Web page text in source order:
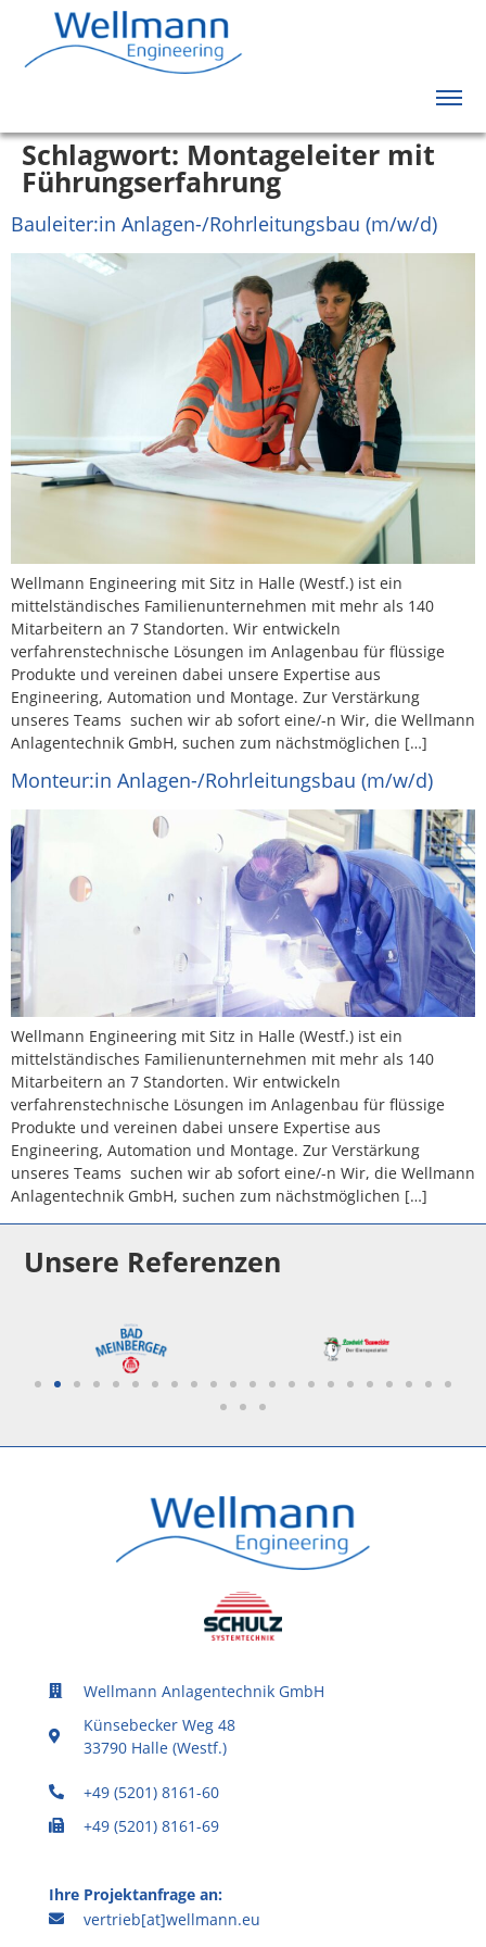
Schlagwort: Montageleiter mit
Führungserfahrung
Bauleiter:in Anlagen-/Rohrleitungsbau (m/w/d)
Wellmann Engineering mit Sitz in Halle (Westf.) ist ein
mittelständisches Familienunternehmen mit mehr als 140
Mitarbeitern an 7 Standorten. Wir entwickeln
verfahrenstechnische Lösungen im Anlagenbau für flüssige
Produkte und vereinen dabei unsere Expertise aus
Engineering, Automation und Montage. Zur Verstärkung
unseres Teams suchen wir ab sofort eine/-n Wir, die Wellmann
Anlagentechnik GmbH, suchen zum nächstmöglichen […]
Monteur:in Anlagen-/Rohrleitungsbau (m/w/d)
Wellmann Engineering mit Sitz in Halle (Westf.) ist ein
mittelständisches Familienunternehmen mit mehr als 140
Mitarbeitern an 7 Standorten. Wir entwickeln
verfahrenstechnische Lösungen im Anlagenbau für flüssige
Produkte und vereinen dabei unsere Expertise aus
Engineering, Automation und Montage. Zur Verstärkung
unseres Teams suchen wir ab sofort eine/-n Wir, die Wellmann
Anlagentechnik GmbH, suchen zum nächstmöglichen […]
Unsere Referenzen
Wellmann Anlagentechnik GmbH
Künsebecker Weg 48
33790 Halle (Westf.)
+49 (5201) 8161-60
+49 (5201) 8161-69
Ihre Projektanfrage an:
vertrieb[at]wellmann.eu